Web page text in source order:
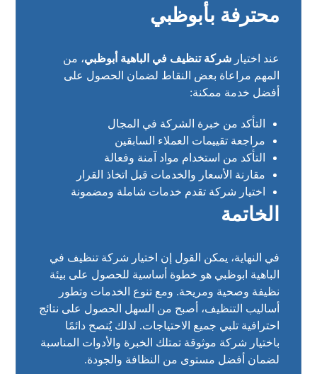
محترفة بأبوظبي
عند اختيارشركة تنظيف في الباهية أبوظبي، من
المهم مراعاة بعض النقاط لضمان الحصول على
أفضل خدمة ممكنة:
التأكد من خبرة الشركة في المجال
مراجعة تقييمات العملاء السابقين
التأكد من استخدام مواد آمنة وفعالة
مقارنة الأسعار والخدمات قبل اتخاذ القرار
اختيار شركة تقدم خدمات شاملة ومضمونة
الخاتمة
في النهاية، يمكن القول إن اختيار شركة تنظيف في
الباهية ابوظبي هو خطوة أساسية للحصول على بيئة
نظيفة وصحية ومريحة. ومع تنوع الخدمات وتطور
أساليب التنظيف، أصبح من السهل الحصول على نتائج
احترافية تلبي جميع الاحتياجات. لذلك يُنصح دائمًا
باختيار شركة موثوقة تمتلك الخبرة والأدوات المناسبة
لضمان أفضل مستوى من النظافة والجودة.